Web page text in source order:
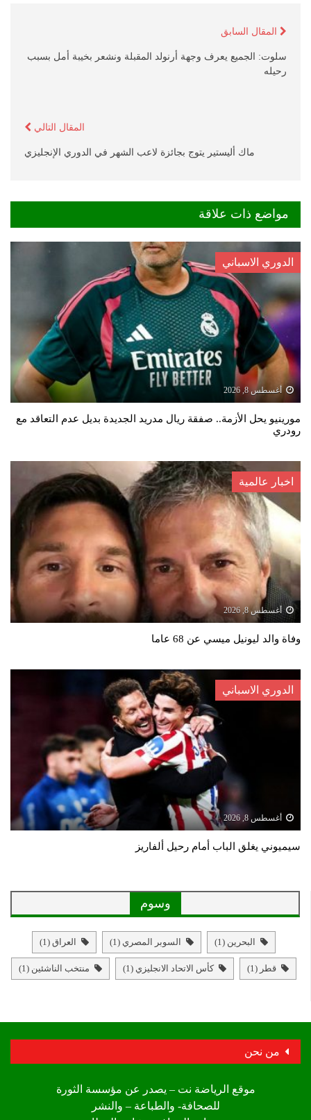
المقال السابق
سلوت: الجميع يعرف وجهة أرنولد المقبلة ونشعر بخيبة أمل بسبب
رحيله
المقال التالي
ماك أليستير يتوج بجائزة لاعب الشهر في الدوري الإنجليزي
مواضع ذات علاقة
الدوري الاسباني
أغسطس 8, 2026
مورينيو يحل الأزمة.. صفقة ريال مدريد الجديدة بديل عدم التعاقد مع
رودري
اخبار عالمية
أغسطس 8, 2026
وفاة والد ليونيل ميسي عن 68 عاما
الدوري الاسباني
أغسطس 8, 2026
سيميوني يغلق الباب أمام رحيل ألفاريز
وسوم
البحرين (1) السوبر المصري (1) العراق (1)
قطر (1) كأس الاتحاد الانجليزي (1) منتخب الناشئين (1)
من نحن
موقع الرياضة نت – يصدر عن مؤسسة الثورة
للصحافة- والطباعة – والنشر